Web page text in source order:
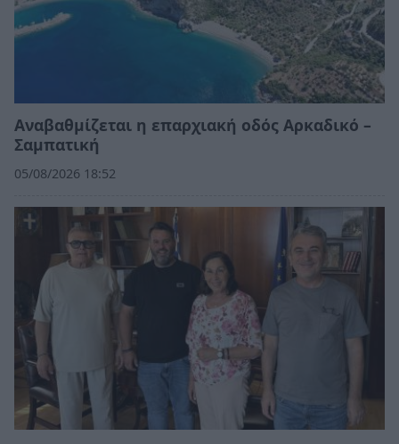
Αναβαθμίζεται η επαρχιακή οδός Αρκαδικό –
Σαμπατική
05/08/2026 18:52